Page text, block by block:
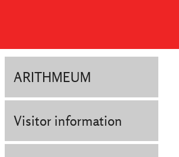
ARITHMEUM
Visitor information